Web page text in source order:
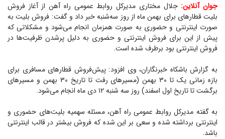
جوان آنلاین:جلال مختاری مدیرکل روابط عمومی راه آهن از آغاز فروش
بلیت قطار‌های برای بهمن ماه از روز سه‌شنبه خبر داد و گفت: فروش بلیت به
صورت اینترنتی و حضوری به صورت همزمان انجام می‌شود و مشکلاتی که
پیش از این برای فروش اینترنتی و حضوری به دلیل پرشدن ظرفیت‌ها در
فروش اینترنتی بود برطرف شده است.
به گزارش باشکاه خبرنگاران، وی افزود: پیش‌فروش قطار‌های مسافری برای
بازه زمانی یک تا ۳۰ بهمن (مسیر‌های رفت تا تاریخ ۳۰ بهمن و مسیر‌های
برگشت تا تاریخ اول اسفند) روز سه شنبه ۱۲ دی ماه انجام می‌شود.
به گفته مدیرکل روابط عمومی راه آهن، مسئله سهمیه بلیت‌های حضوری و
اینترنتی برداشته شده و سعی بر این شده که فروش بیشتر در قالب اینترنتی
باشد.